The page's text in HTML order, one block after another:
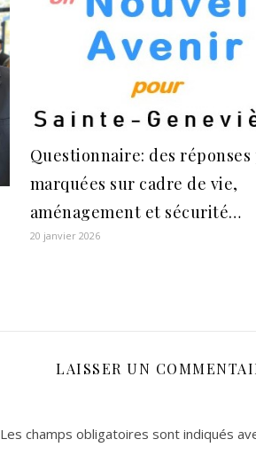
Questionnaire: des réponses
marquées sur cadre de vie,
aménagement et sécurité…
20 janvier 2026
LAISSER UN
Les champs obligatoires sont indiqués